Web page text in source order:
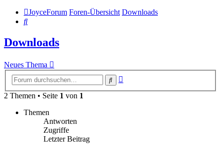
JoyceForum Foren-Übersicht Downloads
Suche
Downloads
Neues Thema
Suche
2 Themen • Seite 1 von 1
Themen
Antworten
Zugriffe
Letzter Beitrag